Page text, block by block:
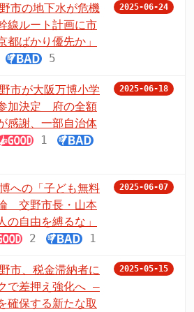
市の地下水が危機
線ルート計画に市
都ばかり優先か」
5
2025-06-24
市が大阪万博小学
加決定 府の全額
感謝、一部自治体
1
2025-06-18
への「子ども無料
交野市長・山本
の自由を縛るな」
2 1
2025-06-07
市、税金滞納者に
で差押え強化へ –
確保する新たな取
2025-05-15